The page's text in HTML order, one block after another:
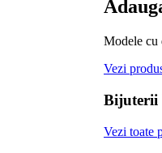
Modele cu
Vezi
Bijuterii
Vezi toate